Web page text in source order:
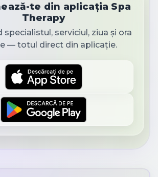
te din aplicația Spa
Therapy
specialistul, serviciul, ziua și ora
— totul direct din aplicație.